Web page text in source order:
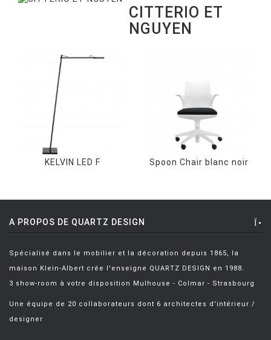
CITTERIO ET
NGUYEN
KELVIN LED F Spoon Chair blanc noir
A PROPOS DE QUARTZ DESIGN
Spécialisé dans le mobilier et la décoration depuis 1865, la
maison Klein-Albert crée l'enseigne QUARTZ DESIGN en 1988.
3 show-room à votre disposition Mulhouse - Colmar - Strasbourg
Une équipe de 20 collaborateurs dont 6 architectes d'intérieur /
designer